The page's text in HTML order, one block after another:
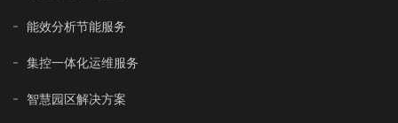
能效分析节能服务
集控一体化运维服务
智慧园区解决方案